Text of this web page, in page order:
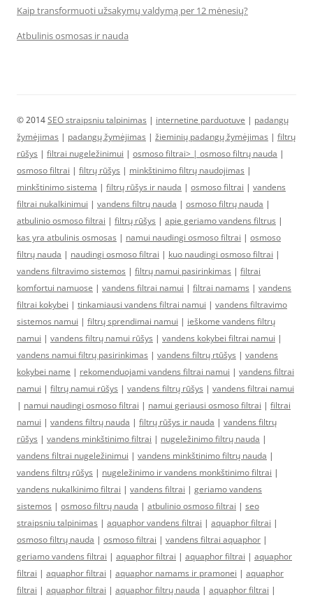
Kaip transformuoti užsakymų valdymą per 12 mėnesių?
Atbulinis osmosas ir nauda
© 2014SEO straipsniu talpinimas | internetine parduotuve | padangų
žymėjimas | padangų žymėjimas | žieminių padangų žymėjimas | filtrų
rūšys | filtrai nugeležinimui | osmoso filtrai> | osmoso filtrų nauda |
osmoso filtrai | filtrų rūšys | minkštinimo filtrų naudojimas |
minkštinimo sistema | filtrų rūšys ir nauda | osmoso filtrai | vandens
filtrai nukalkinimui | vandens filtrų nauda | osmoso filtrų nauda |
atbulinio osmoso filtrai | filtrų rūšys | apie geriamo vandens filtrus |
kas yra atbulinis osmosas | namui naudingi osmoso filtrai | osmoso
filtrų nauda | naudingi osmoso filtrai | kuo naudingi osmoso filtrai |
vandens filtravimo sistemos | filtrų namui pasirinkimas | filtrai
komfortui namuose | vandens filtrai namui | filtrai namams | vandens
filtrai kokybei | tinkamiausi vandens filtrai namui | vandens filtravimo
sistemos namui | filtrų sprendimai namui | ieškome vandens filtrų
namui | vandens filtrų namui rūšys | vandens kokybei filtrai namui |
vandens namui filtrų pasirinkimas | vandens filtrų rtūšys | vandens
kokybei name | rekomenduojami vandens filtrai namui | vandens filtrai
namui | filtrų namui rūšys | vandens filtrų rūšys | vandens filtrai namui
| namui naudingi osmoso filtrai | namui geriausi osmoso filtrai | filtrai
namui | vandens filtrų nauda | filtrų rūšys ir nauda | vandens filtrų
rūšys | vandens minkštinimo filtrai | nugeležinimo filtrų nauda |
vandens filtrai nugeležinimui | vandens minkštinimo filtrų nauda |
vandens filtrų rūšys | nugeležinimo ir vandens monkštinimo filtrai |
vandens nukalkinimo filtrai | vandens filtrai | geriamo vandens
sistemos | osmoso filtrų nauda | atbulinio osmoso filtrai | seo
straipsniu talpinimas | aquaphor vandens filtrai | aquaphor filtrai |
osmoso filtrų nauda | osmoso filtrai | vandens filtrai aquaphor |
geriamo vandens filtrai | aquaphor filtrai | aquaphor filtrai | aquaphor
filtrai | aquaphor filtrai | aquaphor namams ir pramonei | aquaphor
filtrai | aquaphor filtrai | aquaphor filtrų nauda | aquaphor filtrai |